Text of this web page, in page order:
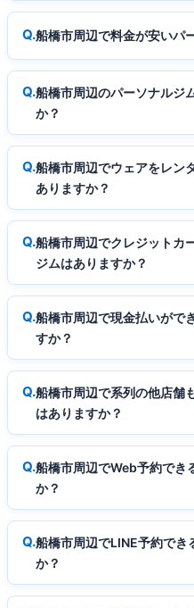
船橋市周辺で料金が安いパ
船橋市周辺のパーソナルジ
か？
船橋市周辺でウェアをレン
ありますか？
船橋市周辺でクレジットカ
ジムはありますか？
船橋市周辺で現金払いがで
すか？
船橋市周辺で系列の他店舗
はありますか？
船橋市周辺でWeb予約でき
か？
船橋市周辺でLINE予約でき
か？